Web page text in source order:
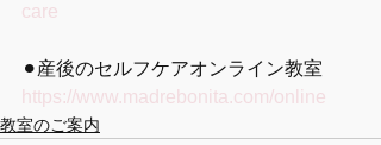
care
⚫︎産後のセルフケアオンライン教室
https://www.madrebonita.com/online
教室のご案内